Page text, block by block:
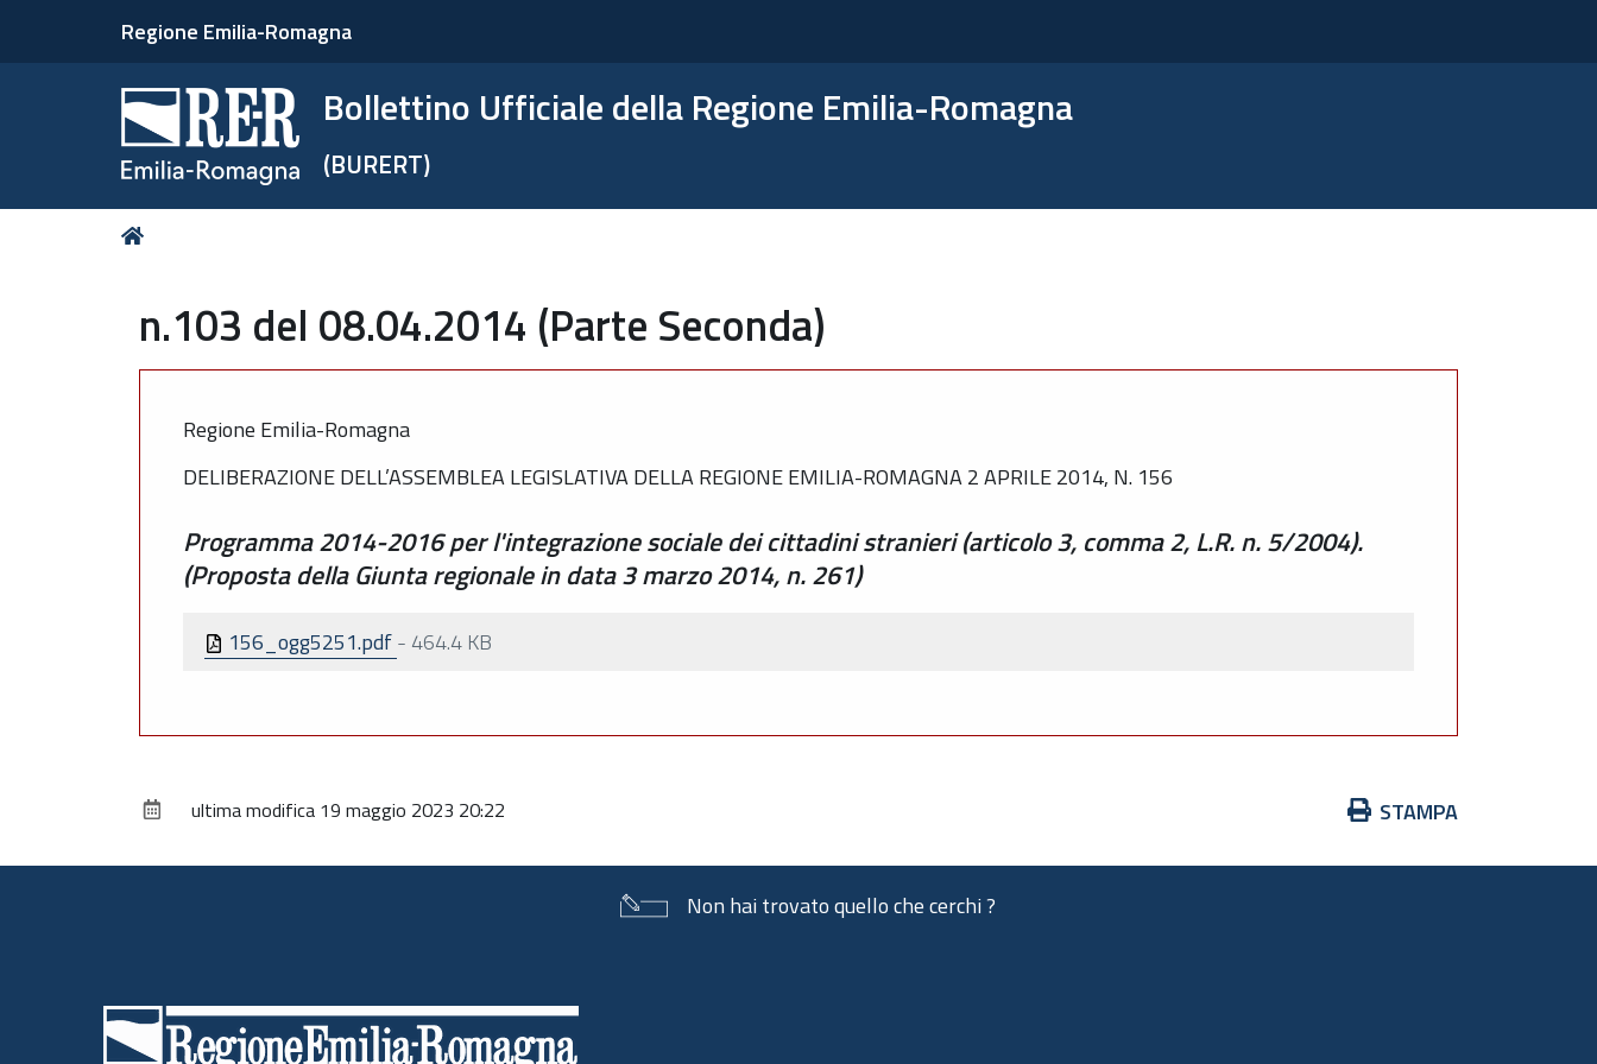
Regione Emilia-Romagna
Bollettino Ufficiale della Regione Emilia-Romagna
(BURERT)
Tu
n.103 del 08.04.2014 (Parte Seconda)
Regione Emilia-Romagna
DELIBERAZIONE DELL’ASSEMBLEA LEGISLATIVA DELLA REGIONE EMILIA-ROMAGNA 2 APRILE 2014, N. 156
Programma 2014-2016 per l'integrazione sociale dei cittadini stranieri (articolo 3, comma 2, L.R. n. 5/2004).
(Proposta della Giunta regionale in data 3 marzo 2014, n. 261)
156_ogg5251.pdf- 464.4 KB
Azioni
documento
STAMPA
ultima modifica 19 maggio 2023 20:22
Non hai trovato quello che cerchi ?